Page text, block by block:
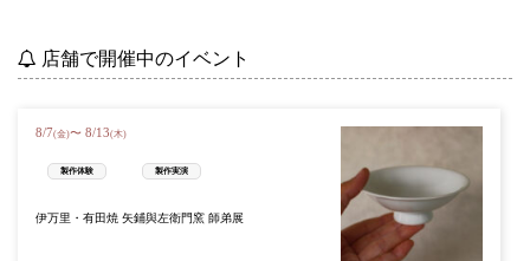
店舗で開催中のイベント
8/7(金)〜 8/13(木)
製作体験 製作実演
伊万里・有田焼 矢鋪與左衛門窯 師弟展